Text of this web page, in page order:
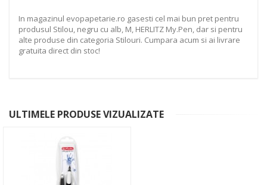
In magazinul evopapetarie.ro gasesti cel mai bun pret pentru
produsul Stilou, negru cu alb, M, HERLITZ My.Pen, dar si pentru
alte produse din categoria Stilouri. Cumpara acum si ai livrare
gratuita direct din stoc!
ULTIMELE PRODUSE VIZUALIZATE